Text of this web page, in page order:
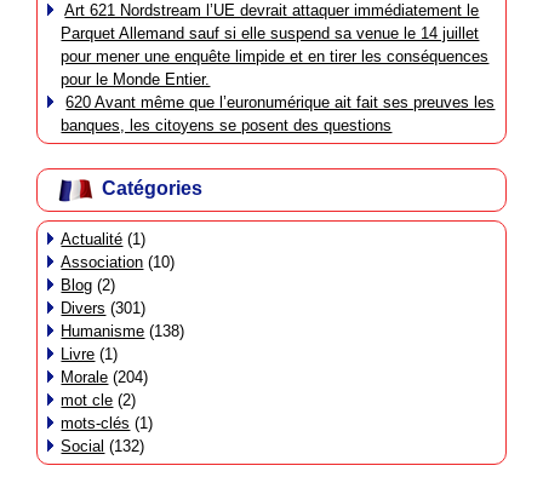
Art 621 Nordstream l’UE devrait attaquer immédiatement le
Parquet Allemand sauf si elle suspend sa venue le 14 juillet
pour mener une enquête limpide et en tirer les conséquences
pour le Monde Entier.
620 Avant même que l’euronumérique ait fait ses preuves les
banques, les citoyens se posent des questions
Catégories
Actualité (1)
Association (10)
Blog (2)
Divers (301)
Humanisme (138)
Livre (1)
Morale (204)
mot cle (2)
mots-clés (1)
Social (132)